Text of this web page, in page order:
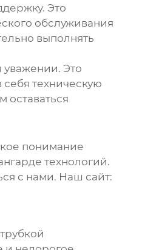
Это
обслуживания
выполнять
Это
техническую
оставаться
понимание
технологий.
с нами. Наш сайт: